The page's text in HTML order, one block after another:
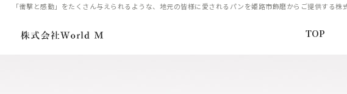
「衝撃と感動」をたくさん与えられるような、地元の皆様に愛されるパンを姫路市飾磨からご提供する株
TOP